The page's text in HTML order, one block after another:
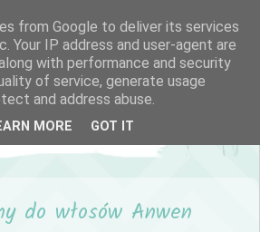
do włosów Anwen
from Google to deliver its services
Your IP address and user-agent are
with performance and security
of service, generate usage
and address abuse.
MORE GOT IT